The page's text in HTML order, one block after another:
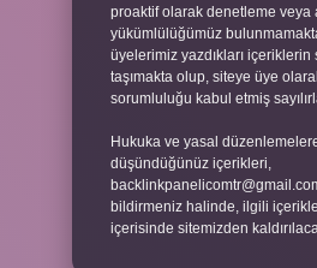
proaktif olarak denetleme veya
yükümlülüğümüz
üyelerimiz yazdıkları
taşımakta olup, siteye üye
sorumluluğu kabul etmiş
Hukuka ve yasal
düşündüğünüz içerikleri,
bildirmeniz halinde, ilgili
içerisinde sitemizden